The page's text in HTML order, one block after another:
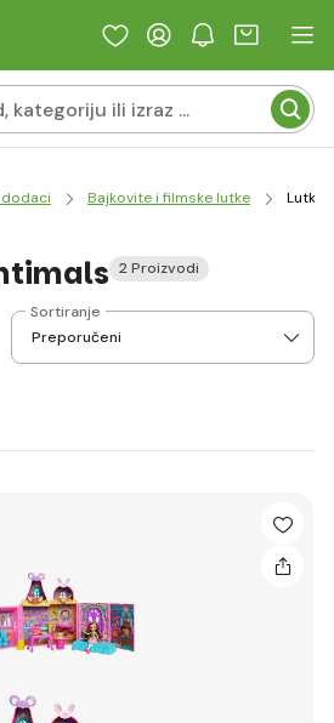
dodaci Bajkovite i filmske lutke Lutke
2 Proizvodi
Sortiranje